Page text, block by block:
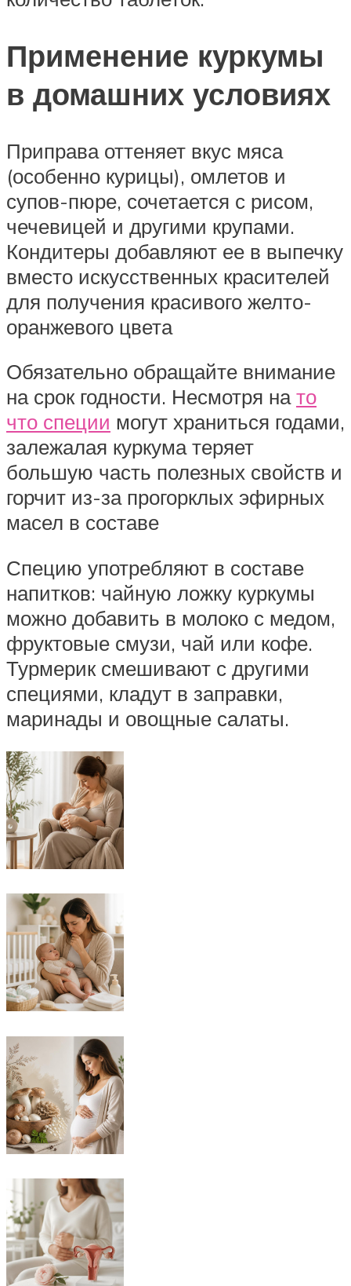
Применение куркумы
в домашних условиях
Приправа оттеняет вкус мяса
(особенно курицы), омлетов и
супов-пюре, сочетается с рисом,
чечевицей и другими крупами.
Кондитеры добавляют ее в выпечку
вместо искусственных красителей
для получения красивого желто-
оранжевого цвета
Обязательно обращайте внимание
на срок годности. Несмотря нато
что специи могут храниться годами,
залежалая куркума теряет
большую часть полезных свойств и
горчит из-за прогорклых эфирных
масел в составе
Специю употребляют в составе
напитков: чайную ложку куркумы
можно добавить в молоко с медом,
фруктовые смузи, чай или кофе.
Турмерик смешивают с другими
специями, кладут в заправки,
маринады и овощные салаты.